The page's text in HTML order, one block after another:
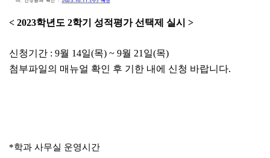
< 2023학년도 2학기 성적평가 선택제 실시 >
신청기간 : 9월 14일(목) ~ 9월 21일(목)
첨부파일의 매뉴얼 확인 후 기한 내에 신청 바랍니다.
*학과 사무실 운영시간